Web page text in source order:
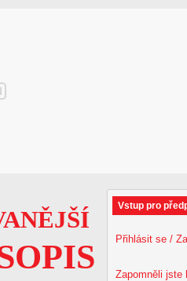
Vstup pro
Přihlásit se /
Zapomněli jste